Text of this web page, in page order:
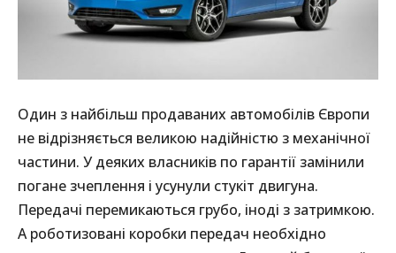
Один з найбільш продаваних автомобілів Європи
не відрізняється великою надійністю з механічної
частини. У деяких власників по гарантії замінили
погане зчеплення і усунули стукіт двигуна.
Передачі перемикаються грубо, іноді з затримкою.
А роботизовані коробки передач необхідно